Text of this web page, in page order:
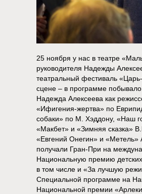
25 ноября у нас в театре
руководителя Надежды
театральный фестиваль
сцене – в программе
Надежда Алексеева как
«Ифигения-жертва» по
собаки» по М. Хэддону, «Наш
«Макбет» и «Зимняя сказка»
«Евгений Онегин» и
получали Гран-При на
Национальную премию
в том числе и «За лучшую
Специальной программе на
Национальной премии